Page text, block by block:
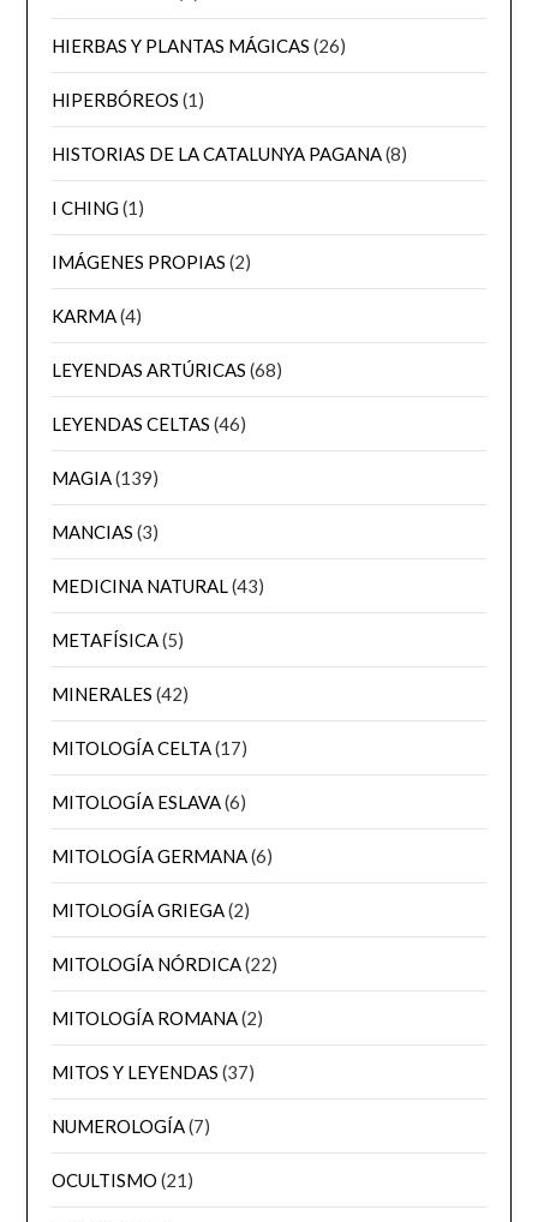
HIERBAS Y PLANTAS MÁGICAS (26)
HIPERBÓREOS (1)
HISTORIAS DE LA CATALUNYA PAGANA(8)
I CHING(1)
IMÁGENES PROPIAS (2)
KARMA(4)
LEYENDAS ARTÚRICAS (68)
LEYENDAS CELTAS (46)
MAGIA(139)
MANCIAS (3)
MEDICINA NATURAL(43)
METAFÍSICA(5)
MINERALES (42)
MITOLOGÍA CELTA(17)
MITOLOGÍA ESLAVA(6)
MITOLOGÍA GERMANA(6)
MITOLOGÍA GRIEGA(2)
MITOLOGÍA NÓRDICA(22)
MITOLOGÍA ROMANA(2)
MITOS Y LEYENDAS (37)
NUMEROLOGÍA(7)
OCULTISMO (21)